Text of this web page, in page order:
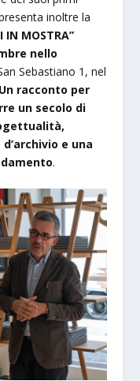
inoltre la
IN MOSTRA”
nello
Sebastiano 1, nel
Un racconto per
un secolo di
e una
.